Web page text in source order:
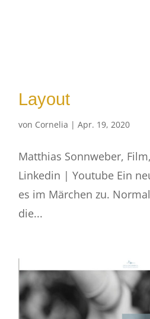
Layout
von Cornelia | Apr. 19, 2020
Matthias Sonnweber,
Linkedin | Youtube Ein
es im Märchen zu.
die...